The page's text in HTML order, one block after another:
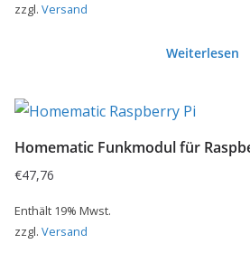
zzgl. Versand
Weiterlesen
Homematic Funkmodul für
€47,76
Enthält 19% Mwst.
zzgl. Versand